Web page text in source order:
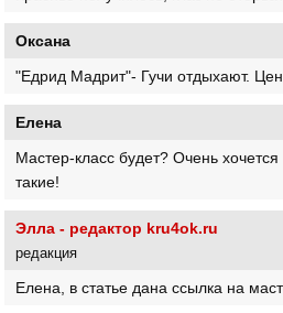
Оксана
"Едрид Мадрит"- Гучи отдыхают.
Елена
Мастер-класс будет? Очень хочется
такие!
Элла - редактор kru4ok.ru
редакция
Елена, в статье дана ссылка на